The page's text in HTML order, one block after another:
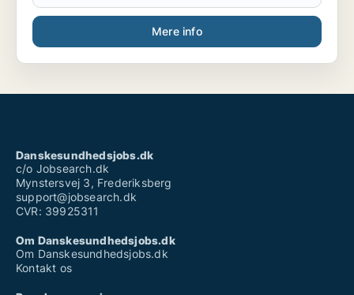
Mere info
Danskesundhedsjobs.dk
c/o Jobsearch.dk
Mynstersvej 3, Frederiksberg
support@jobsearch.dk
CVR: 39925311
Om Danskesundhedsjobs.dk
Om Danskesundhedsjobs.dk
Kontakt os